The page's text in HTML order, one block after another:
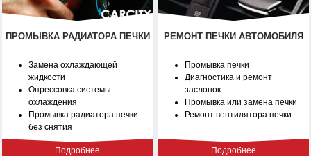
ПРОМЫВКА РАДИАТОРА ПЕЧКИ
Замена охлаждающей
жидкости
Опрессовка системы
охлаждения
Промывка радиатора печки
без снятия
Подробнее
РЕМОНТ ПЕЧКИ АВТОМОБИЛЯ
Промывка печки
Диагностика и ремонт
заслонок
Промывка или замена печки
Ремонт вентилятора печки
Подробнее